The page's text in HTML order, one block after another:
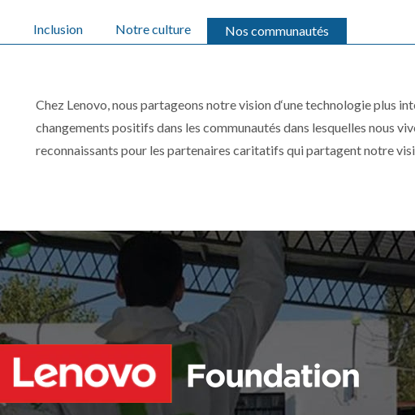
Inclusion Notre culture Nos communautés
Chez Lenovo, nous partageons notre vision d‘une technologie plus
changements positifs dans les communautés dans lesquelles nous
reconnaissants pour les partenaires caritatifs qui partagent notre